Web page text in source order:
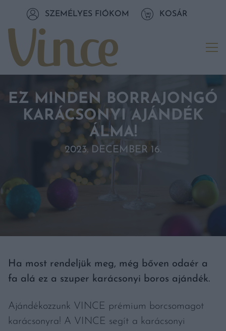
Tovább a tartalomhozSZEMÉLYES FIÓKOM KOSÁR
EZ MINDEN BORRAJONGÓ
KARÁCSONYI AJÁNDÉK
ÁLMA!
2023. DECEMBER 16.
Ha most rendeljük meg, még bőven odaér a
fa alá ez a szuper karácsonyi boros ajándék.
Ajándékozzunk VINCE prémium borcsomagot
karácsonyra! A VINCE segít a karácsonyi